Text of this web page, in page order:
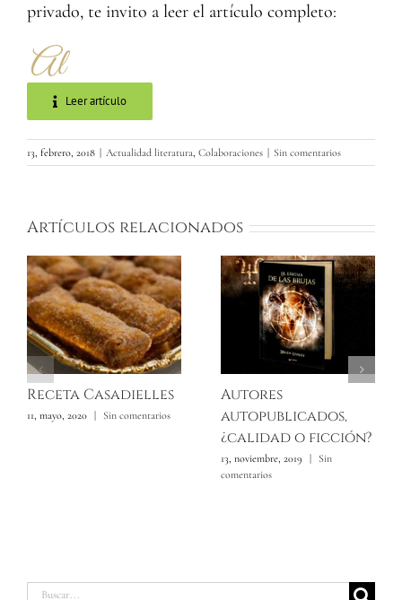
privado, te invito a leer el artículo completo:
Leer artículo
13, febrero, 2018 Actualidad literatura, Colaboraciones Sin comentarios
Artículos relacionados
Receta Casadielles
11, mayo, 2020 Sin comentarios
Autores
autopublicados,
¿calidad o ficción?
13, noviembre, 2019
Sin
comentarios
Buscar: